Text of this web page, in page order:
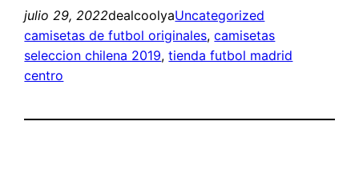
julio 29, 2022dealcoolyaUncategorized
camisetas de futbol originales, camisetas
seleccion chilena 2019, tienda futbol madrid
centro